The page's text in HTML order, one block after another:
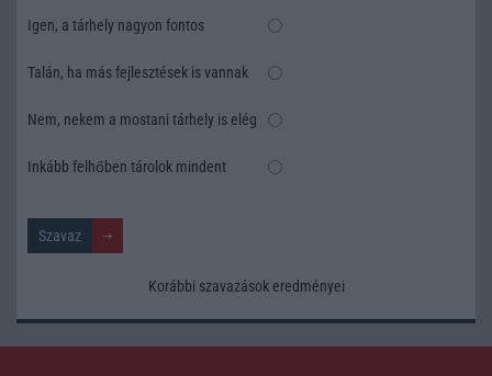
Igen, a tárhely nagyon fontos
Talán, ha más fejlesztések is vannak
Nem, nekem a mostani tárhely is elég
Inkább felhőben tárolok mindent
Korábbi szavazások eredményei